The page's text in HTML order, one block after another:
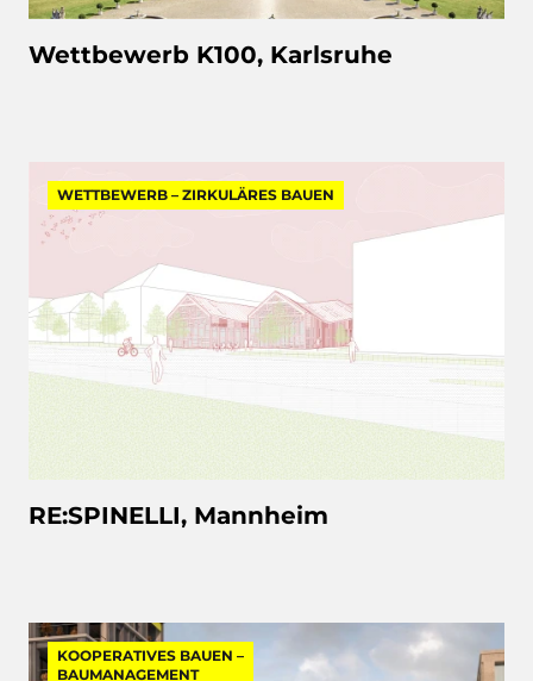
Wettbewerb K100, Karlsruhe
WETTBEWERB – ZIRKULÄRES BAUEN
RE:SPINELLI, Mannheim
KOOPERATIVES BAUEN –
BAUMANAGEMENT